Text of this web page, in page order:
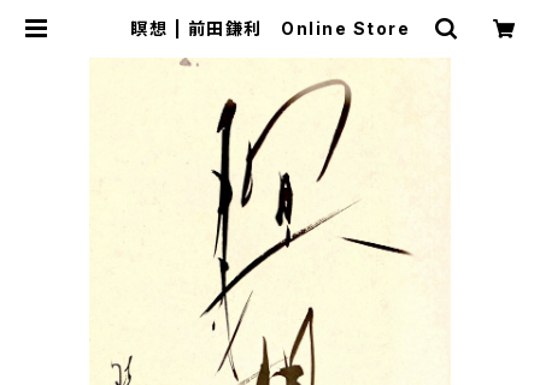
瞑想 | 前田鎌利 Online Store